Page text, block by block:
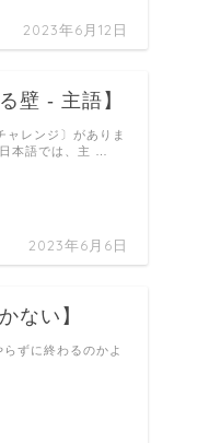
2023年6月12日
壁 - 主語】
2023年6月6日
レンジ〕がありま
本語では、主 …
ない】
ずに終わるのかよ